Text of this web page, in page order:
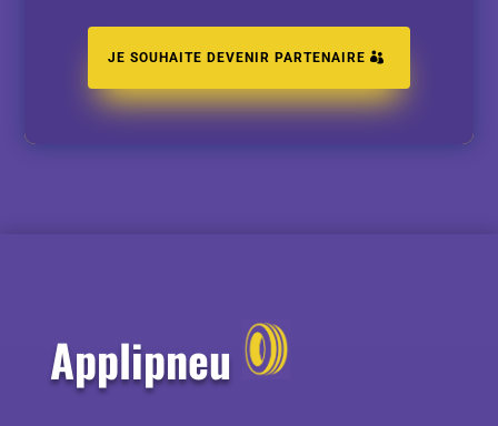
JE SOUHAITE DEVENIR PARTENAIRE
Applipneu